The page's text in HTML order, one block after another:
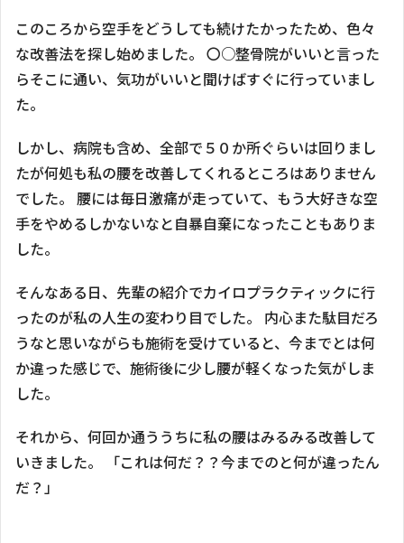
このころから空手をどうしても続けたかったため、色々
な改善法を探し始めました。 〇○整骨院がいいと言った
らそこに通い、気功がいいと聞けばすぐに行っていまし
た。
しかし、病院も含め、全部で５０か所ぐらいは回りまし
たが何処も私の腰を改善してくれるところはありません
でした。 腰には毎日激痛が走っていて、もう大好きな空
手をやめるしかないなと自暴自棄になったこともありま
した。
そんなある日、先輩の紹介でカイロプラクティックに行
ったのが私の人生の変わり目でした。 内心また駄目だろ
うなと思いながらも施術を受けていると、今までとは何
か違った感じで、施術後に少し腰が軽くなった気がしま
した。
それから、何回か通ううちに私の腰はみるみる改善して
いきました。 「これは何だ？？今までのと何が違ったん
だ？」